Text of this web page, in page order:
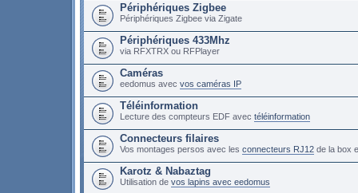
Périphériques Zigbee
Périphériques Zigbee via Zigate
Périphériques 433Mhz
via RFXTRX ou RFPlayer
Caméras
eedomus avec vos caméras IP
Téléinformation
Lecture des compteurs EDF avec téléinformation
Connecteurs filaires
Vos montages persos avec les connecteurs RJ12 de la box
Karotz & Nabaztag
Utilisation de vos lapins avec eedomus